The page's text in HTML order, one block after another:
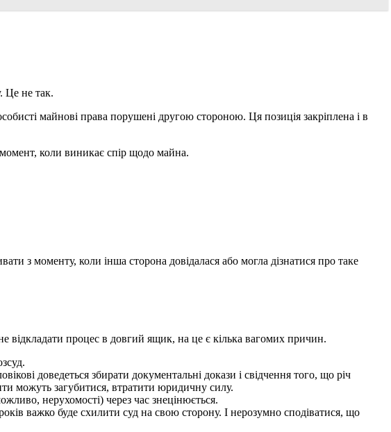
Це не так.
майнові права порушені другою стороною. Ця позиція закріплена і в
коли виникає спір щодо майна.
з моменту, коли інша сторона довідалася або могла дізнатися про таке
відкладати процес в довгий ящик, на це є кілька вагомих причин.
доведеться збирати документальні докази і свідчення того, що річ
можуть загубитися, втратити юридичну силу.
нерухомості) через час знецінюється.
важко буде схилити суд на свою сторону. І нерозумно сподіватися, що